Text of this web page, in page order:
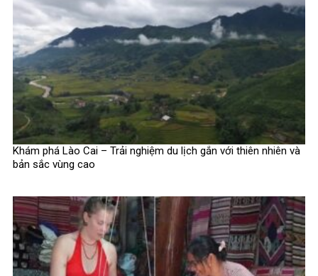
Khám phá Lào Cai – Trải nghiệm du lịch gắn với thiên nhiên và
bản sắc vùng cao